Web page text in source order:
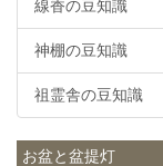
線香の豆知識
神棚の豆知識
祖霊舎の豆知識
お盆と盆提灯